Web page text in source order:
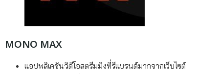
MONO MAX
แอปพลิเคชันวิดีโอสตรีมมิงที่รีแบรนด์มากจากเว็บไซต์